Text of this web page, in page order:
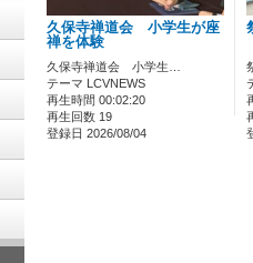
久保寺禅道会 小学生が座
禅を体験
久保寺禅道会 小学生…
テーマ LCVNEWS
再生時間 00:02:20
再生回数 19
登録日 2026/08/04